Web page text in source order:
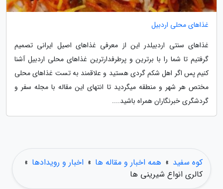
غذاهای محلی اردبیل
غذاهای سنتی اردبیلدر این از معرفی غذاهای اصیل ایرانی تصمیم
گرفتیم تا شما را با برترین و پرطرفدارترین غذاهای محلی اردبیل آشنا
کنیم پس اگر اهل شکم گردی هستید و علاقمند به تست غذاهای محلی
مختص هر شهر و منطقه میگردید تا انتهای این مقاله با مجله سفر و
گردشگری خبرنگاران همراه باشید....
کوه سفید » همه اخبار و مقاله ها » اخبار و رویدادها »
کالری انواع شیرینی ها